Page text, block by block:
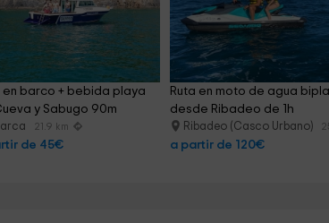
en barco + bebida playa
y Sabugo 90m
21.9 km
de 45€
Ruta en moto de agua
desde Ribadeo de 1h
Ribadeo (Casco Urbano)
a partir de 120€